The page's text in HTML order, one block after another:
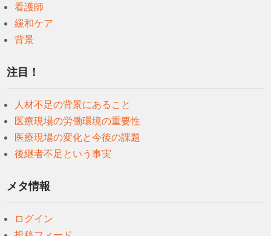
看護師
緩和ケア
背景
注目！
人材不足の背景にあること
医療現場の労働環境の重要性
医療現場の変化と今後の課題
後継者不足という事実
メタ情報
ログイン